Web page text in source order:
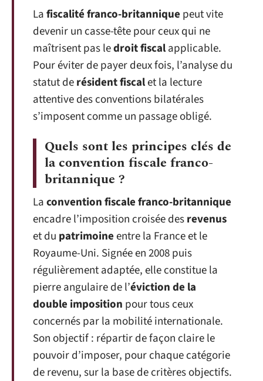
Lafiscalité franco-britannique peut vite
devenir un casse-tête pour ceux qui ne
maîtrisent pas ledroit fiscalapplicable.
Pour éviter de payer deux fois, l’analyse du
statut derésident fiscalet la lecture
attentive des conventions bilatérales
s’imposent comme un passage obligé.
Quels sont les principes clés de
la convention fiscale franco-
britannique ?
Laconvention fiscale franco-britannique
encadre l’imposition croisée desrevenus
et du patrimoineentre la France et le
Royaume-Uni. Signée en 2008 puis
régulièrement adaptée, elle constitue la
pierre angulaire de l’éviction de la
double imposition pour tous ceux
concernés par la mobilité internationale.
Son objectif : répartir de façon claire le
pouvoir d’imposer, pour chaque catégorie
de revenu, sur la base de critères objectifs.